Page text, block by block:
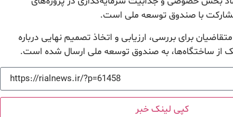
با صندوق توسعه ملی است.
برای بررسی، ارزیابی و اتخاذ تصمیم نهایی درباره
از ساختگاه‌ها، به صندوق توسعه ملی ارسال شده است.
کپی لینک خبر